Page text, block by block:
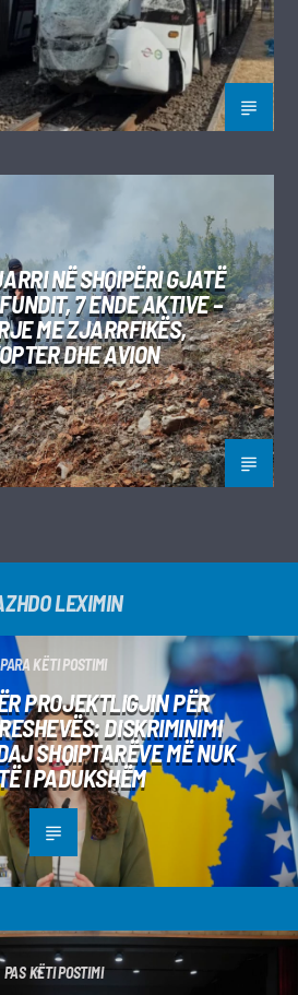
NË SHQIPËRI GJATË
7 ENDE AKTIVE –
ME ZJARRFIKËS,
DHE AVION
LEXIMIN
PARA KËTI POSTIMI
PROJEKTLIGJIN PËR
DISKRIMINIMI
SHQIPTARËVE MË NUK
I PADUKSHËM
PAS KËTI POSTIMI